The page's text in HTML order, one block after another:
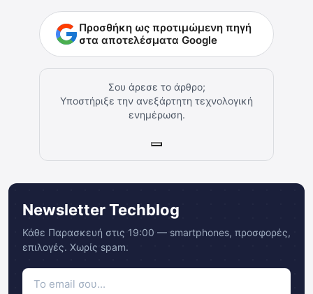
Προσθήκη ως προτιμώμενη πηγή
στα αποτελέσματα Google
Σου άρεσε το άρθρο;
Υποστήριξε την ανεξάρτητη τεχνολογική
ενημέρωση.
Newsletter Techblog
Κάθε Παρασκευή στις 19:00 — smartphones, προσφορές,
επιλογές. Χωρίς spam.